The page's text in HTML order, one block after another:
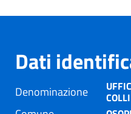
Dati
Denominazione